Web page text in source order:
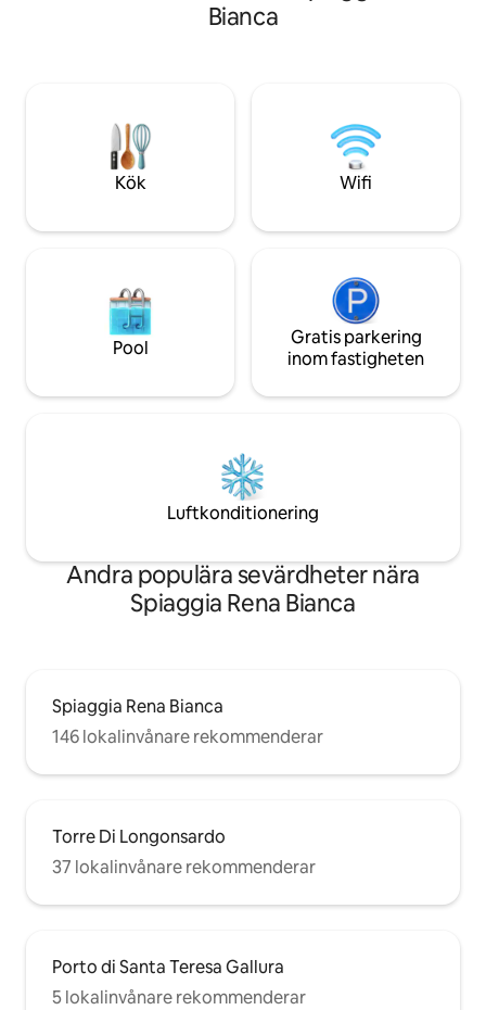
surfing. Några kilometer bort ligger det
berömda korkmuseum och jättarnas
gravar i Pascaredda.
Bianca
Kök Wifi
Pool
Gratis parkering
inom fastigheten
Luftkonditionering
Andra populära sevärdheter nära
Spiaggia Rena Bianca
Spiaggia Rena Bianca
146 lokalinvånare rekommenderar
Torre Di Longonsardo
37 lokalinvånare rekommenderar
Porto di Santa Teresa Gallura
5 lokalinvånare rekommenderar